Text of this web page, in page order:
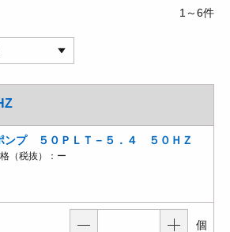
1～6件
ンプ ５０ＰＬＴ－５．４ ５０ＨＺ
（税抜）： ー
個